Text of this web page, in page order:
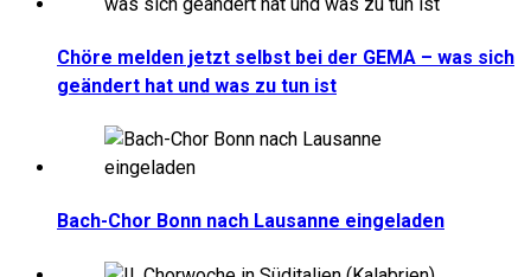
Chöre melden jetzt selbst bei der GEMA – was sich
geändert hat und was zu tun ist
Bach-Chor Bonn nach Lausanne eingeladen